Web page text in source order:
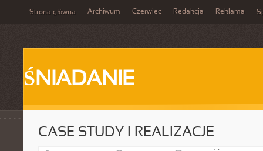
Strona główna Archiwum Czerwiec Redakcja Reklama
ŚNIADANIE
CASE STUDY I REALIZACJE